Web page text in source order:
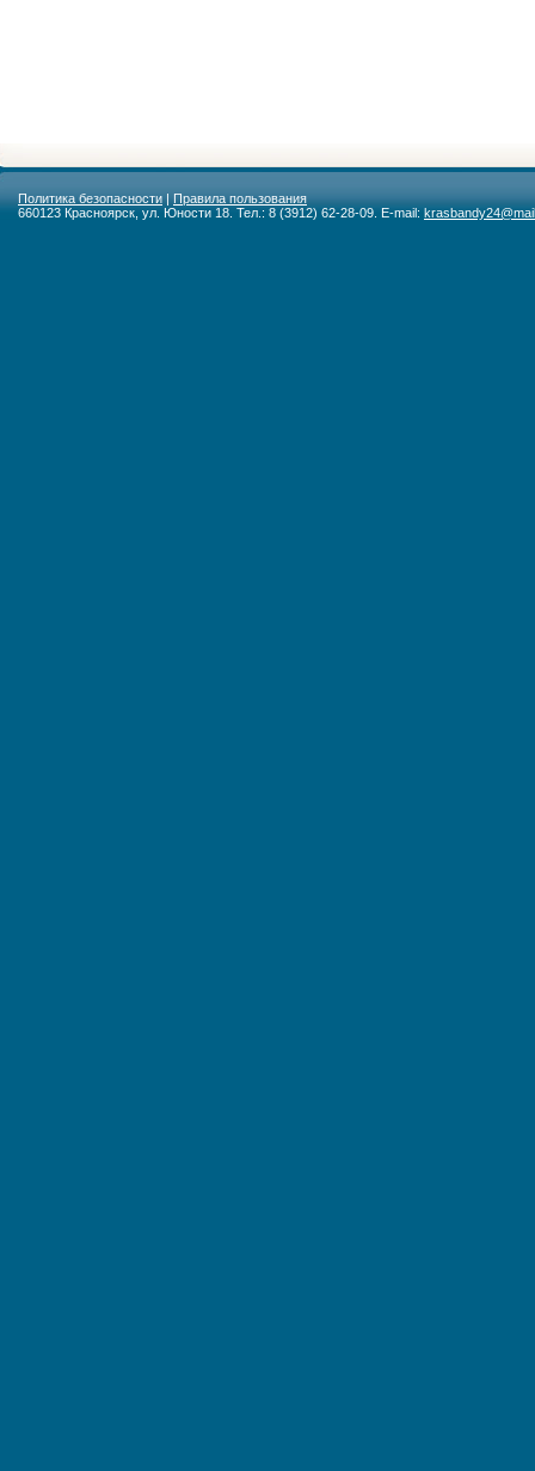
Политика безопасности|Правила пользования
660123 Красноярск, ул. Юности 18. Тел.: 8 (3912) 62-28-09. E-mail: